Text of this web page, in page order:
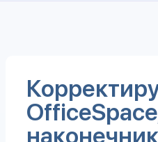
наконечник